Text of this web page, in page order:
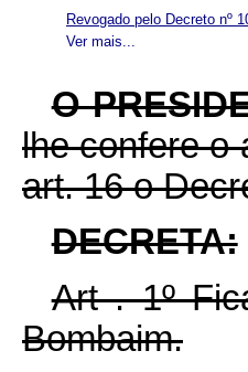
Ver mais...
Revogado pelo Decreto nº
O
lhe confere o
art. 16 o
DECRETA:
Art . 1º
Bombaim.